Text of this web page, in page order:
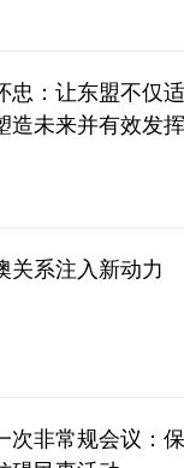
忠：让东盟不仅适
造未来并有效发挥
关系注入新动力
次非常规会议：保